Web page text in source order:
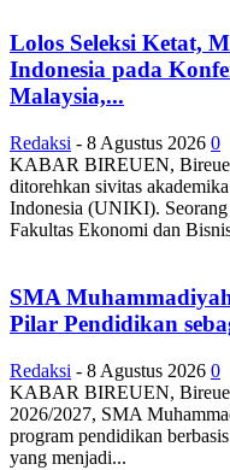
Lolos Seleksi Ketat,
Indonesia pada
Malaysia,...
Redaksi - 8 Agustus 2026 0
KABAR BIREUEN,
ditorehkan sivitas
Indonesia (UNIKI).
Fakultas Ekonomi dan
SMA
Pilar Pendidikan
Redaksi - 8 Agustus 2026 0
KABAR BIREUEN,
2026/2027, SMA
program pendidikan
yang menjadi...